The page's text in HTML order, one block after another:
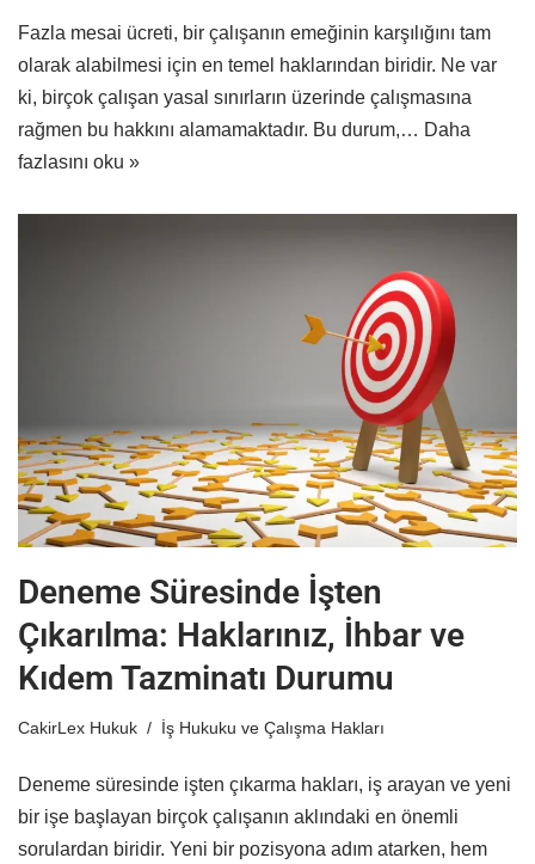
Fazla mesai ücreti, bir çalışanın emeğinin karşılığını tam
olarak alabilmesi için en temel haklarından biridir. Ne var
ki, birçok çalışan yasal sınırların üzerinde çalışmasına
rağmen bu hakkını alamamaktadır. Bu durum,… Daha
fazlasını oku »
Deneme Süresinde İşten
Çıkarılma: Haklarınız, İhbar ve
Kıdem Tazminatı Durumu
CakirLex Hukuk İş Hukuku ve Çalışma Hakları
Deneme süresinde işten çıkarma hakları, iş arayan ve yeni
bir işe başlayan birçok çalışanın aklındaki en önemli
sorulardan biridir. Yeni bir pozisyona adım atarken, hem